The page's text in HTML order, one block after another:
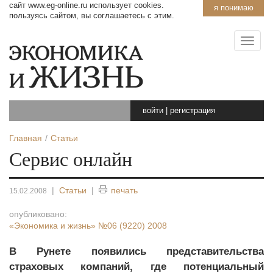
я понимаю
сайт www.eg-online.ru использует cookies.
пользуясь сайтом, вы соглашаетесь с этим.
войти регистрация
Главная Статьи
Сервис онлайн
15.02.2008 | Статьи | печать
опубликовано:
«Экономика и жизнь» №06 (9220) 2008
В Рунете появились представительства
страховых компаний, где потенциальный